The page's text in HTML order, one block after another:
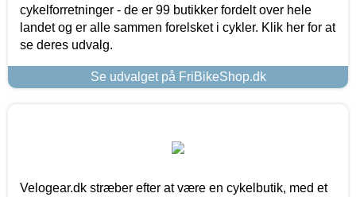
cykelforretninger - de er 99 butikker fordelt over hele
landet og er alle sammen forelsket i cykler. Klik her for at
se deres udvalg.
Se udvalget på FriBikeShop.dk
Velogear.dk stræber efter at være en cykelbutik, med et